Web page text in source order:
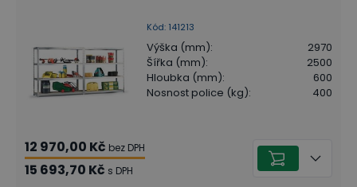
Kód: 141213
Výška (mm):
2970
Šířka (mm):
2500
Hloubka (mm):
600
Nosnost police (kg): 400
12 970,00 Kč bez DPH
15 693,70 Kč s DPH